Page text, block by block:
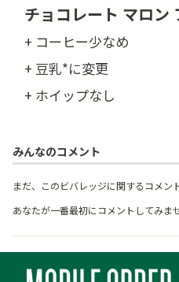
チョコレート マロン
+ コーヒー少なめ
+ 豆乳*に変更
+ ホイップなし
みんなのコメント
まだ、このビバレッジに関するコメン
あなたが一番最初にコメントしてみま